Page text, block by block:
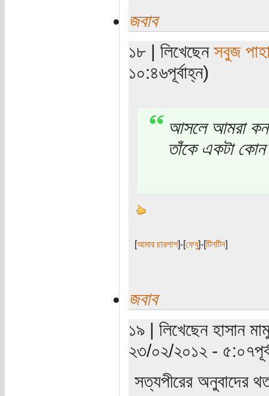
জবাব
১৮ | লিখেছেন সবুজ
১০:৪৬পূর্বাহ্ন)
আসলে আমরা কন
তাঁকে একটা
আমার চারপাশ]-[ ফেবু]-[ টিনটিন]
জবাব
১৯ | লিখেছেন হাসান
২৩/০২/২০১২ -
সত্যপীরের অনুবাদের